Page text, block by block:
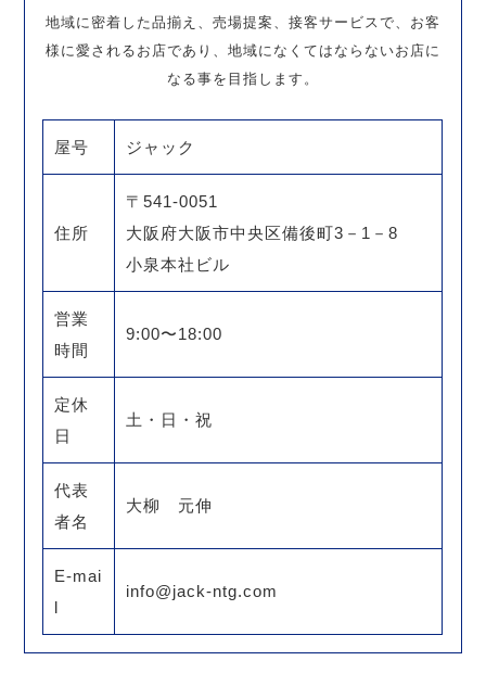
地域に密着した品揃え、売場提案、接客サービスで、お客
様に愛されるお店であり、地域になくてはならないお店に
なる事を目指します。
屋号 ジャック
住所
〒541-0051
大阪府大阪市中央区備後町3－1－8
小泉本社ビル
営業
時間
9:00〜18:00
定休
日
土・日・祝
代表
者名
大柳 元伸
E-mai
l
info@jack-ntg.com